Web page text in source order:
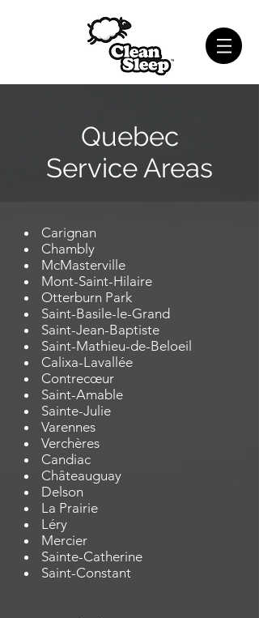
Quebec
Service Areas
Carignan
Chambly
McMasterville
Mont-Saint-Hilaire
Otterburn Park
Saint-Basile-le-Grand
Saint-Jean-Baptiste
Saint-Mathieu-de-Beloeil
Calixa-Lavallée
Contrecœur
Saint-Amable
Sainte-Julie
Varennes
Verchères
Candiac
Châteauguay
Delson
La Prairie
Léry
Mercier
Sainte-Catherine
Saint-Constant